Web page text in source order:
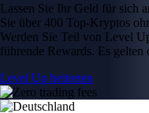
Lassen Sie Ihr Geld für sich
Sie über 400 Top-Kryptos
Werden Sie Teil von Level
führende Rewards. Es
Level Up beitreten